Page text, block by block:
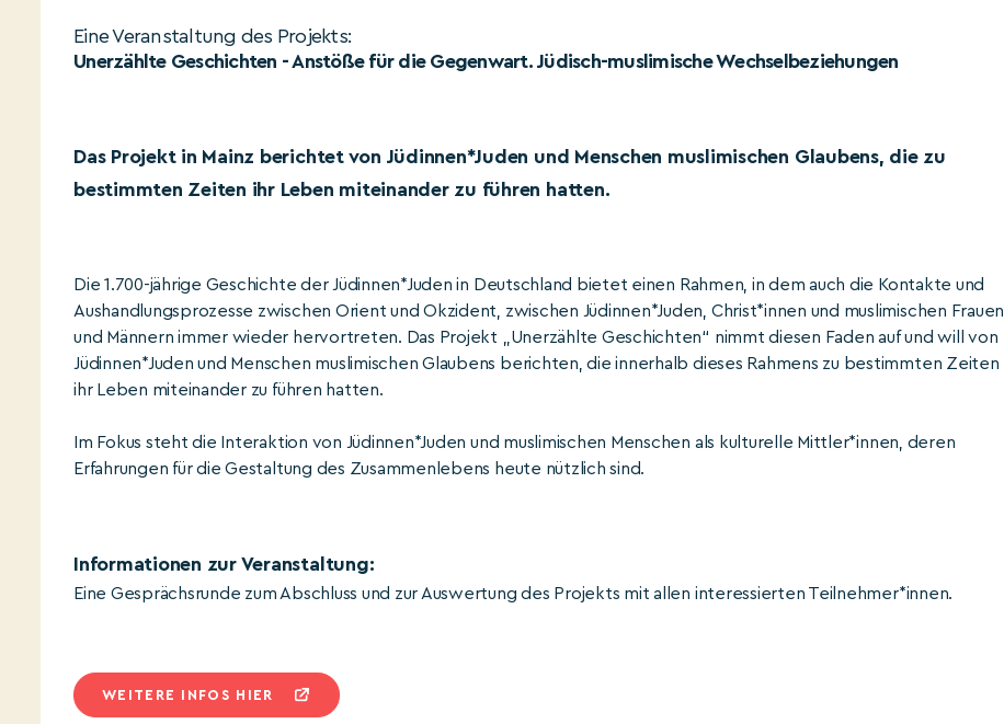
Eine Veranstaltung des Projekts:
Unerzählte Geschichten - Anstöße für die Gegenwart. Jüdisch-muslimische Wechselbeziehungen
Das Projekt in Mainz berichtet von Jüdinnen*Juden und Menschen muslimischen Glaubens, die zu
bestimmten Zeiten ihr Leben miteinander zu führen hatten.
Die 1.700-jährige Geschichte der Jüdinnen*Juden in Deutschland bietet einen Rahmen, in dem auch die Kontakte und
Aushandlungsprozesse zwischen Orient und Okzident, zwischen Jüdinnen*Juden, Christ*innen und muslimischen Frauen
und Männern immer wieder hervortreten. Das Projekt „Unerzählte Geschichten“ nimmt diesen Faden auf und will von
Jüdinnen*Juden und Menschen muslimischen Glaubens berichten, die innerhalb dieses Rahmens zu bestimmten Zeiten
ihr Leben miteinander zu führen hatten.
Im Fokus steht die Interaktion von Jüdinnen*Juden und muslimischen Menschen als kulturelle Mittler*innen, deren
Erfahrungen für die Gestaltung des Zusammenlebens heute nützlich sind.
Informationen zur Veranstaltung:
Eine Gesprächsrunde zum Abschluss und zur Auswertung des Projekts mit allen interessierten Teilnehmer*innen.
WEITERE INFOS HIER